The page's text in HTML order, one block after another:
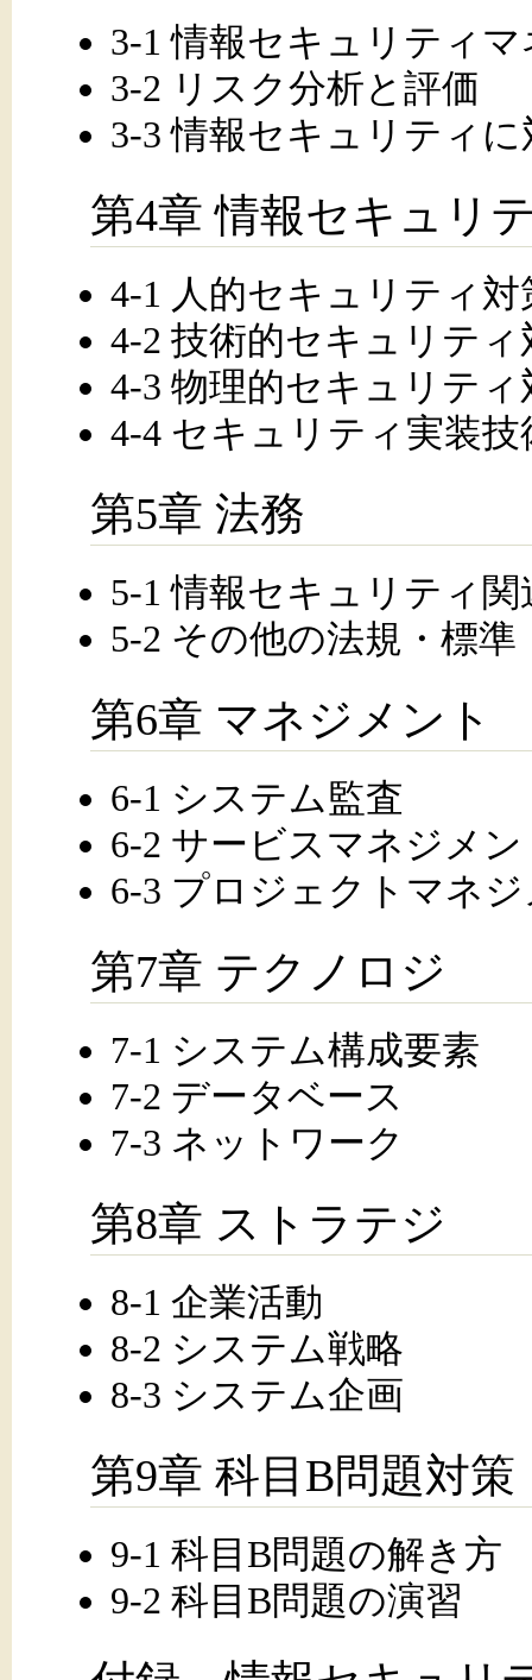
3-1 情報セキュリティ
3-2 リスク分析と評価
3-3 情報セキュリティ
第4章 情報セキュリ
4-1 人的セキュリティ対
4-2 技術的セキュリティ
4-3 物理的セキュリティ
4-4 セキュリティ実装技
第5章 法務
5-1 情報セキュリティ関
5-2 その他の法規・標準
第6章 マネジメント
6-1 システム監査
6-2 サービスマネジメン
6-3 プロジェクトマネ
第7章 テクノロジ
7-1 システム構成要素
7-2 データベース
7-3 ネットワーク
第8章 ストラテジ
8-1 企業活動
8-2 システム戦略
8-3 システム企画
第9章 科目B問題対策
9-1 科目B問題の解き方
9-2 科目B問題の演習